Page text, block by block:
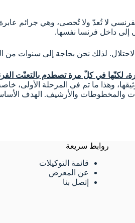
لا تُعدّ ولا تُحصى، وهي جرائم
إلى داخل فرنسا نفسها.
الاحتلال. لذلك نحن بحاجة إلى سنوات
لكنّها في كلّ مرة تصطدم بالتعنّت
وهذا ما تم في المرحلة الأولى،
والمخطوطات والأرشيف. الهدف
روابط سريعة
قائمة التوكيلات
عن المعرض
إتصل بنا